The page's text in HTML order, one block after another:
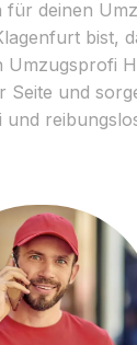
für deinen
bist,
Seite und
und